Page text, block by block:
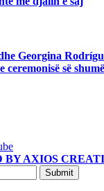
Georgina
ceremonisë së
BY AXIOS
Submit